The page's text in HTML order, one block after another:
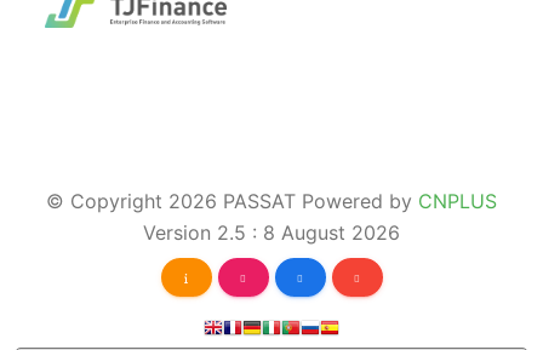
© Copyright 2026 PASSAT Powered by CNPLUS
Version 2.5 : 8 August 2026